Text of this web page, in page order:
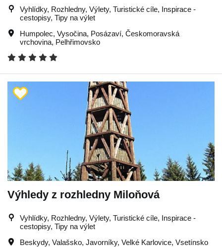
Vyhlídky, Rozhledny, Výlety, Turistické cíle, Inspirace -
cestopisy, Tipy na výlet
Humpolec, Vysočina, Posázaví, Českomoravská
vrchovina, Pelhřimovsko
Výhledy z rozhledny Miloňová
Vyhlídky, Rozhledny, Výlety, Turistické cíle, Inspirace -
cestopisy, Tipy na výlet
Beskydy, Valašsko, Javorníky, Velké Karlovice, Vsetínsko